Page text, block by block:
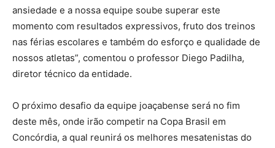
ansiedade e a nossa equipe soube superar este
momento com resultados expressivos, fruto dos treinos
nas férias escolares e também do esforço e qualidade de
nossos atletas”, comentou o professor Diego Padilha,
diretor técnico da entidade.
O próximo desafio da equipe joaçabense será no fim
deste mês, onde irão competir na Copa Brasil em
Concórdia, a qual reunirá os melhores mesatenistas do